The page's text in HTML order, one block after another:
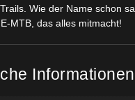
Wie der Name schon
MTB, das alles mitmacht!
Informationen